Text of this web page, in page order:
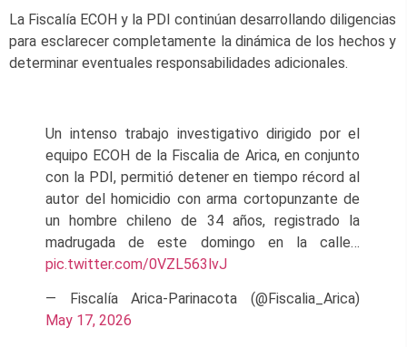
La Fiscalía ECOH y la PDI continúan desarrollando diligencias
para esclarecer completamente la dinámica de los hechos y
determinar eventuales responsabilidades adicionales.
Un intenso trabajo investigativo dirigido por el
equipo ECOH de la Fiscalia de Arica, en conjunto
con la PDI, permitió detener en tiempo récord al
autor del homicidio con arma cortopunzante de
un hombre chileno de 34 años, registrado la
madrugada de este domingo en la calle…
pic.twitter.com/0VZL563lvJ
— Fiscalía Arica-Parinacota (@Fiscalia_Arica)
May 17, 2026